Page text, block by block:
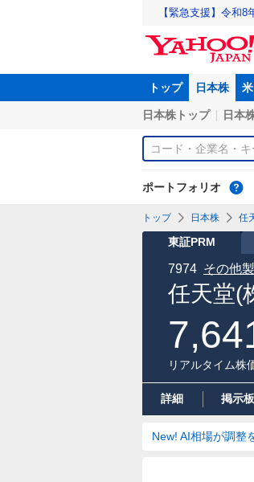
【緊急支援】令和
トップ 日本株
日本株トップ 日本
ポートフォリオ
トップ 日本株 任
東証PRM
任天堂(
7974 その他
リアルタイム株
詳細 掲示板
New! AI相場が調整